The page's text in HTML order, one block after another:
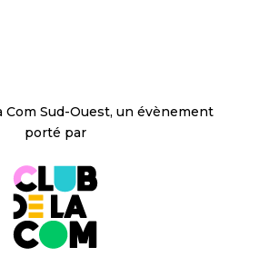
Com Sud-Ouest, un évènement
porté par